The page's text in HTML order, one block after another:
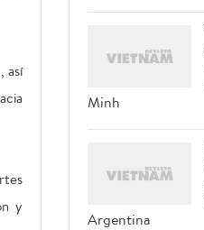
así
y
Minh
Argentina